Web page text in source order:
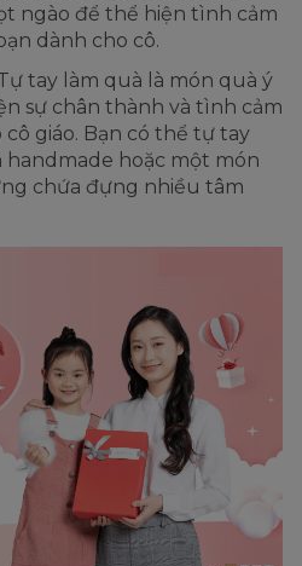
ngào để thể hiện tình cảm
dành cho cô.
tay làm quà là món quà ý
sự chân thành và tình cảm
giáo. Bạn có thể tự tay
handmade hoặc một món
chứa đựng nhiều tâm